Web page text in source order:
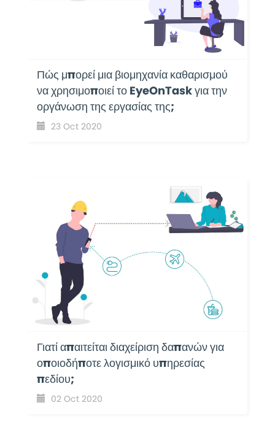
Πώς μπορεί μια βιομηχανία καθαρισμού
να χρησιμοποιεί το EyeOnTask για την
οργάνωση της εργασίας της;
23 Oct 2020
Γιατί απαιτείται διαχείριση δαπανών για
οποιοδήποτε λογισμικό υπηρεσίας
πεδίου;
02 Oct 2020